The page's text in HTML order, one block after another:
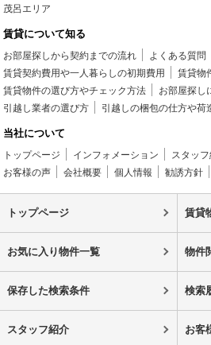
茂呂エリア
賃貸について知る
お部屋探しから契約までの流れ よくある質問
賃貸契約費用や一人暮らしの初期費用
賃貸物
賃貸物件の選び方やチェック方法
お部屋探し
引越し業者の選び方
引越しの梱包の仕方や荷
当社について
トップページ インフォメーション スタッ
お客様の声
会社概要 個人情報 勧誘方針
トップページ 賃貸
お気に入り物件一覧 物件
保存した検索条件 検索
スタッフ紹介 お客